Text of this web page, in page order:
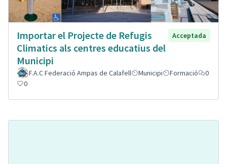
Importar el Projecte de Refugis
Climatics als centres educatius del
Municipi
Acceptada
F.A.C Federació Ampas de Calafell Municipi Formació
0
0